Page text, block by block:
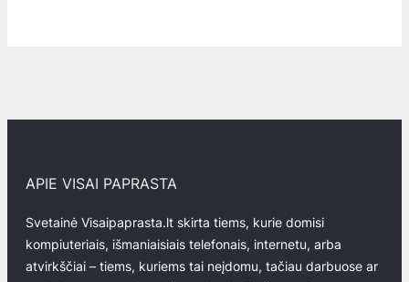
APIE VISAI PAPRASTA
Svetainė Visaipaprasta.lt skirta tiems, kurie domisi
kompiuteriais, išmaniaisiais telefonais, internetu, arba
atvirkščiai – tiems, kuriems tai neįdomu, tačiau darbuose ar